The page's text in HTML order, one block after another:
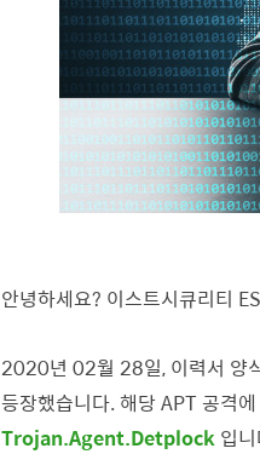
안녕하세요? 이스트시큐리티
2020년 02월 28일, 이력서 양
등장했습니다. 해당 APT 공격
Trojan.Agent.Detplock 입